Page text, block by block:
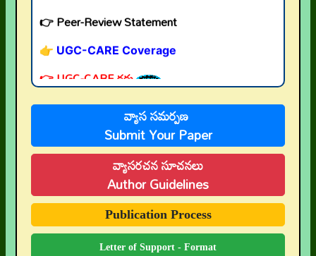
👉 UGC-CARE రద్దు
వ్యాస సమర్పణ
Submit Your Paper
వ్యాసరచన సూచనలు
Author Guidelines
Publication Process
Letter of Support - Format